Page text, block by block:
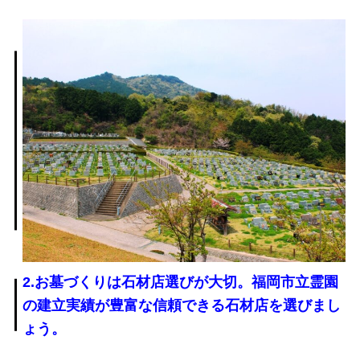
2.お墓づくりは石材店選びが大切。福岡市立霊園
の建立実績が豊富な信頼できる石材店を選びまし
ょう。